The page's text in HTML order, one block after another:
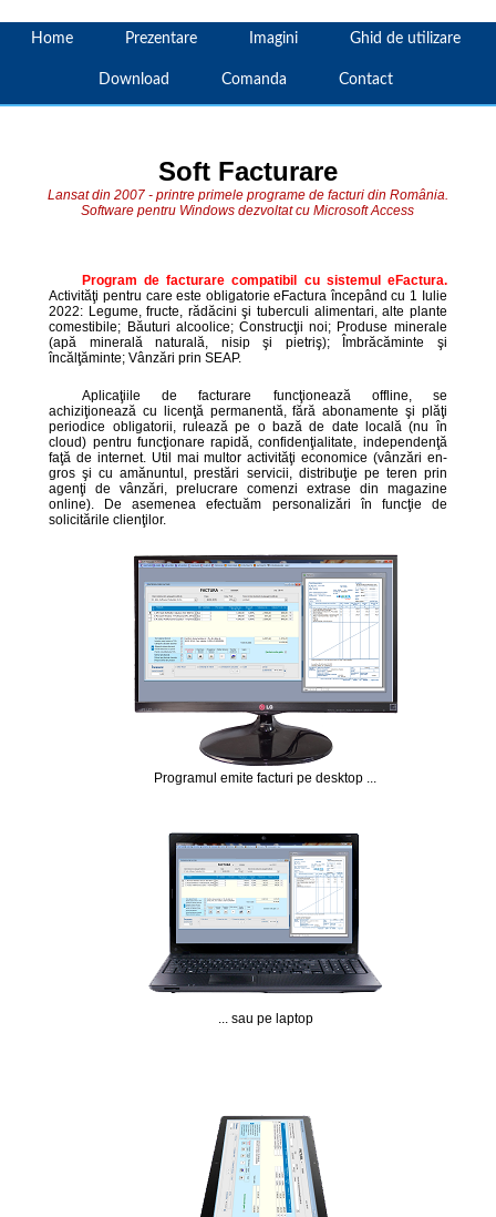
Home Prezentare Imagini Ghid de utilizare
Download Comanda Contact
Soft Facturare
Lansat din 2007 - printre primele programe de facturidin România.
Software pentru Windows dezvoltat cu Microsoft Access
Program de facturare compatibil cu sistemul eFactura.
Activităţi pentru care este obligatorie eFactura începând cu 1 Iulie
2022: Legume, fructe, rădăcini şi tuberculi alimentari, alte plante
comestibile; Băuturi alcoolice; Construcţii noi; Produse minerale
(apă minerală naturală, nisip şi pietriş); Îmbrăcăminte şi
încălţăminte; Vânzări prin SEAP.
Aplicaţiile de facturare funcţionează offline, se
achiziţionează cu licenţă permanentă, fără abonamente şi plăţi
periodice obligatorii, rulează pe o bază de date locală (nu în
cloud) pentru funcţionare rapidă, confidenţialitate, independenţă
faţă de internet. Util mai multor activităţi economice (vânzări en-
gros şi cu amănuntul, prestări servicii, distribuţie pe teren prin
agenţi de vânzări, prelucrare comenzi extrase din magazine
online). De asemenea efectuăm personalizări în funcţie de
solicitările clienţilor.
Programul emite facturi pe desktop ...
... sau pe laptop